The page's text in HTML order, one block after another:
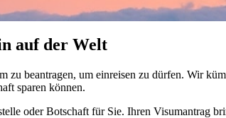
auf der Welt
zu beantragen, um einreisen zu dürfen. Wir
sparen können.
oder Botschaft für Sie. Ihren Visumantrag